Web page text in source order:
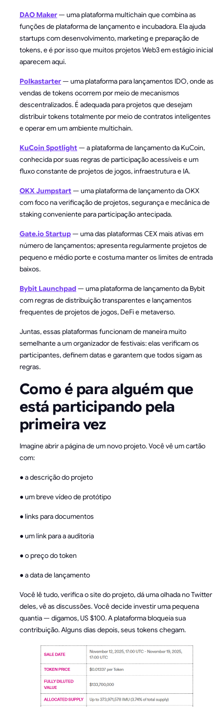
DAO Maker— uma plataforma multichain que combina as
funções de plataforma de lançamento e incubadora. Ela ajuda
startups com desenvolvimento, marketing e preparação de
tokens, e é por isso que muitos projetos Web3 em estágio inicial
aparecem aqui.
Polkastarter— uma plataforma para lançamentos IDO, onde as
vendas de tokens ocorrem por meio de mecanismos
descentralizados. É adequada para projetos que desejam
distribuir tokens totalmente por meio de contratos inteligentes
e operar em um ambiente multichain.
KuCoin Spotlight— a plataforma de lançamento da KuCoin,
conhecida por suas regras de participação acessíveis e um
fluxo constante de projetos de jogos, infraestrutura e IA.
OKX Jumpstart— uma plataforma de lançamento da OKX
com foco na verificação de projetos, segurança e mecânica de
staking conveniente para participação antecipada.
Gate.io Startup— uma das plataformas CEX mais ativas em
número de lançamentos; apresenta regularmente projetos de
pequeno e médio porte e costuma manter os limites de entrada
baixos.
Bybit Launchpad— uma plataforma de lançamento da Bybit
com regras de distribuição transparentes e lançamentos
frequentes de projetos de jogos, DeFi e metaverso.
Juntas, essas plataformas funcionam de maneira muito
semelhante a um organizador de festivais: elas verificam os
participantes, definem datas e garantem que todos sigam as
regras.
Como é para alguém que
está participando pela
primeira vez
Imagine abrir a página de um novo projeto. Você vê um cartão
com:
● a descrição do projeto
● um breve vídeo de protótipo
● links para documentos
● um link para a auditoria
● o preço do token
● a data de lançamento
Você lê tudo, verifica o site do projeto, dá uma olhada no Twitter
deles, vê as discussões. Você decide investir uma pequena
quantia — digamos, US $100. A plataforma bloqueia sua
contribuição. Alguns dias depois, seus tokens chegam.